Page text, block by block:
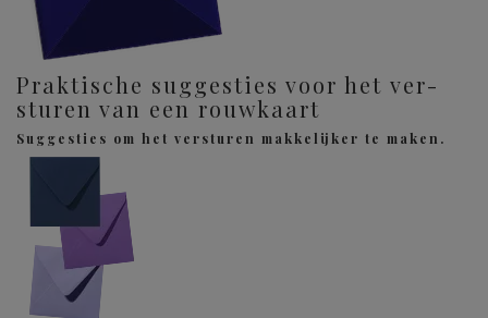
Praktische suggesties voor het ver­
sturen van een rouwkaart
Suggesties om het versturen makkelijker te maken.